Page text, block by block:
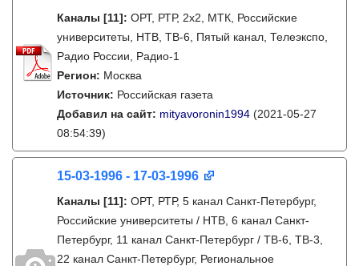
Каналы [11]: ОРТ, РТР, 2х2, МТК, Российские
университеты, НТВ, ТВ-6, Пятый канал, Телеэкспо,
Радио России, Радио-1
Регион: Москва
Источник: Российская газета
Добавил на сайт: mityavoronin1994 (2021-05-27
08:54:39)
15-03-1996 - 17-03-1996
Каналы [11]: ОРТ, РТР, 5 канал Санкт-Петербург,
Российские университеты / НТВ, 6 канал Санкт-
Петербург, 11 канал Санкт-Петербург / ТВ-6, ТВ-3,
22 канал Санкт-Петербург, Региональное